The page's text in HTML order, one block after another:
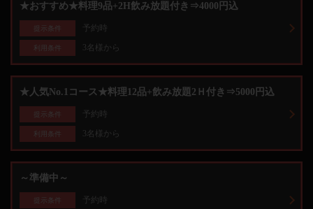
★おすすめ★料理9品+2H飲み放題付き⇒4000円込
提示条件 予約時
利用条件 3名様から
★人気No.1コース★料理12品+飲み放題2Ｈ付き⇒5000円込
提示条件 予約時
利用条件 3名様から
～準備中～
提示条件 予約時